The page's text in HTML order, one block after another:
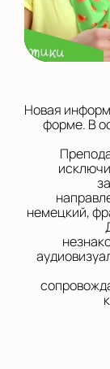
Новая
форме. В
немецкий,